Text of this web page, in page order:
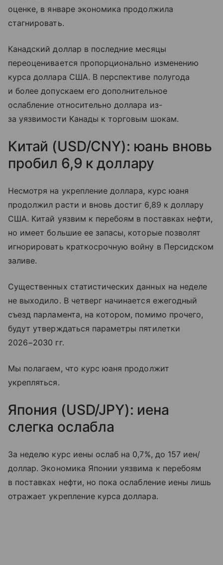
оценке, в январе экономика продолжила
стагнировать.
Канадский доллар в последние месяцы
переоценивается пропорционально изменению
курса доллара США. В перспективе полугода
и более допускаем его дополнительное
ослабление относительно доллара из-
за уязвимости Канады к торговым шокам.
Китай (USD/CNY): юань вновь
пробил 6,9 к доллару
Несмотря на укрепление доллара, курс юаня
продолжил расти и вновь достиг 6,89 к доллару
США. Китай уязвим к перебоям в поставках нефти,
но имеет большие ее запасы, которые позволят
игнорировать краткосрочную войну в Персидском
заливе.
Существенных статистических данных на неделе
не выходило. В четверг начинается ежегодный
съезд парламента, на котором, помимо прочего,
будут утверждаться параметры пятилетки
2026−2030 гг.
Мы полагаем, что курс юаня продолжит
укрепляться.
Япония (USD/JPY): иена
слегка ослабла
За неделю курс иены ослаб на 0,7%, до 157 иен/
доллар. Экономика Японии уязвима к перебоям
в поставках нефти, но пока ослабление иены лишь
отражает укрепление курса доллара.